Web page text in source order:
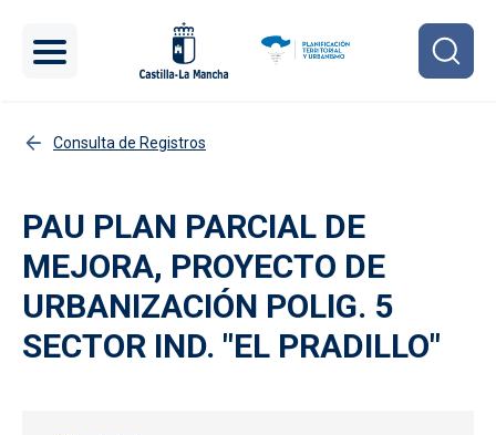
Consulta de Registros
PAU PLAN PARCIAL DE
MEJORA, PROYECTO DE
URBANIZACIÓN POLIG. 5
SECTOR IND. "EL PRADILLO"